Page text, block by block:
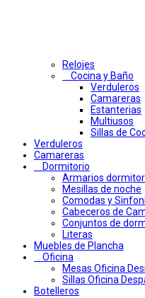
Relojes
Cocina y Baño
Verduleros
Camareras
Estanterias
Multiusos
Sillas de
Verduleros
Camareras
Dormitorio
Armarios
Mesillas de noche
Comodas y
Cabeceros de
Conjuntos de
Literas
Muebles de Plancha
Oficina
Mesas Oficina
Sillas Oficina
Botelleros